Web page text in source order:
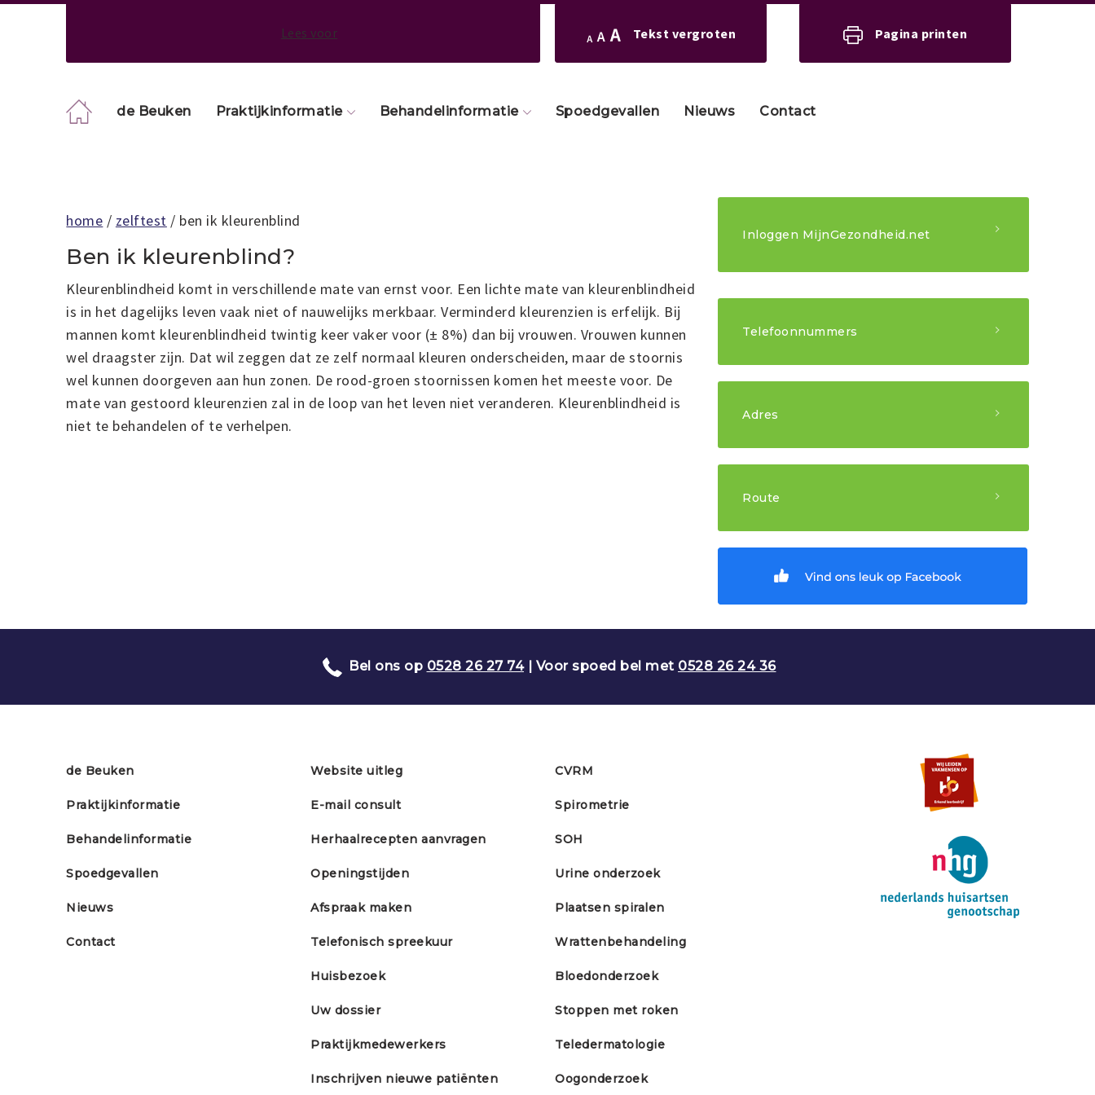
Lees voor Tekst vergroten Pagina printen
de Beuken Praktijkinformatie Behandelinformatie Spoedgevallen Nieuws Contact
home / zelftest / ben ik kleurenblind
Ben ik kleurenblind?
Kleurenblindheid komt in verschillende mate van ernst voor. Een lichte mate van kleurenblindheid
is in het dagelijks leven vaak niet of nauwelijks merkbaar. Verminderd kleurenzien is erfelijk. Bij
mannen komt kleurenblindheid twintig keer vaker voor (± 8%) dan bij vrouwen. Vrouwen kunnen
wel draagster zijn. Dat wil zeggen dat ze zelf normaal kleuren onderscheiden, maar de stoornis
wel kunnen doorgeven aan hun zonen. De rood-groen stoornissen komen het meeste voor. De
mate van gestoord kleurenzien zal in de loop van het leven niet veranderen. Kleurenblindheid is
niet te behandelen of te verhelpen.
Inloggen MijnGezondheid.net
Telefoonnummers
Bel met:
0528 26 27 74
Spoed:
Adres
Huisartsenpraktijk "de Beuken"
7901 AT Hoogeveen
Route
Routebeschrijving
Bel ons op 0528 26 27 74| Voor spoed bel met 0528 26 24 36
de Beuken
Praktijkinformatie
Behandelinformatie
Spoedgevallen
Nieuws
Contact
Website uitleg
E-mail consult
Herhaalrecepten aanvragen
Openingstijden
Afspraak maken
Telefonisch spreekuur
Huisbezoek
Uw dossier
Praktijkmedewerkers
Inschrijven nieuwe patiënten
CVRM
Spirometrie
SOH
Urine onderzoek
Plaatsen spiralen
Wrattenbehandeling
Bloedonderzoek
Stoppen met roken
Teledermatologie
Oogonderzoek